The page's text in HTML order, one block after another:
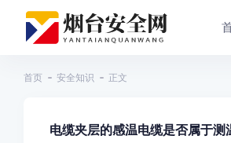
首页 安全知识 正文
电缆夹层的感温电缆是否属于测